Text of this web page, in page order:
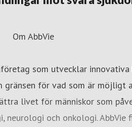
Företagsnyheter, forskning &
+46706308793
Om AbbVie
som utvecklar
gränsen för vad som är möjligt
livet för människor som
neurologi och onkologi. AbbVie